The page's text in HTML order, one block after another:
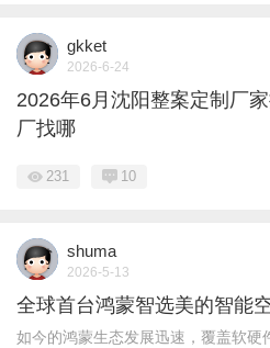
gkket
2026-6-24
2026年6月沈阳整案定制厂
厂找哪
231 10
shuma
2026-5-13
全球首台鸿蒙智选美的智能
如今的鸿蒙生态发展迅速，覆盖软硬